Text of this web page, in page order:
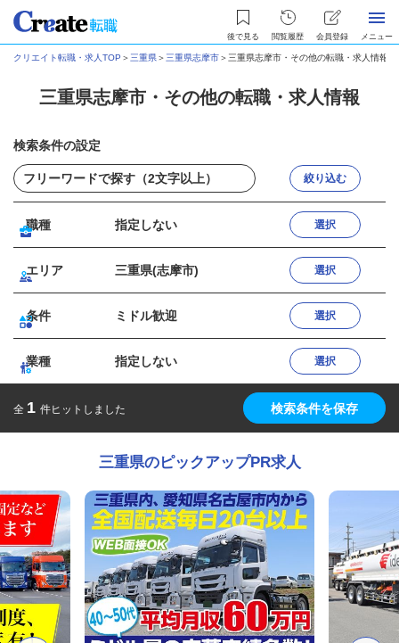
後で見る 閲覧履歴 会員登録 メニュー
クリエイト転職・求人TOP ＞ 三重県＞ 三重県志摩市＞ 三重県志摩市・その他の転職・求人情報
三重県志摩市・その他の転職・求人情報
検索条件の設定
絞り込む
職種 指定しない 選択
エリア 三重県(志摩市) 選択
条件 ミドル歓迎 選択
業種 指定しない 選択
全 1 件ヒットしました 検索条件を保存
三重県のピックアップPR求人